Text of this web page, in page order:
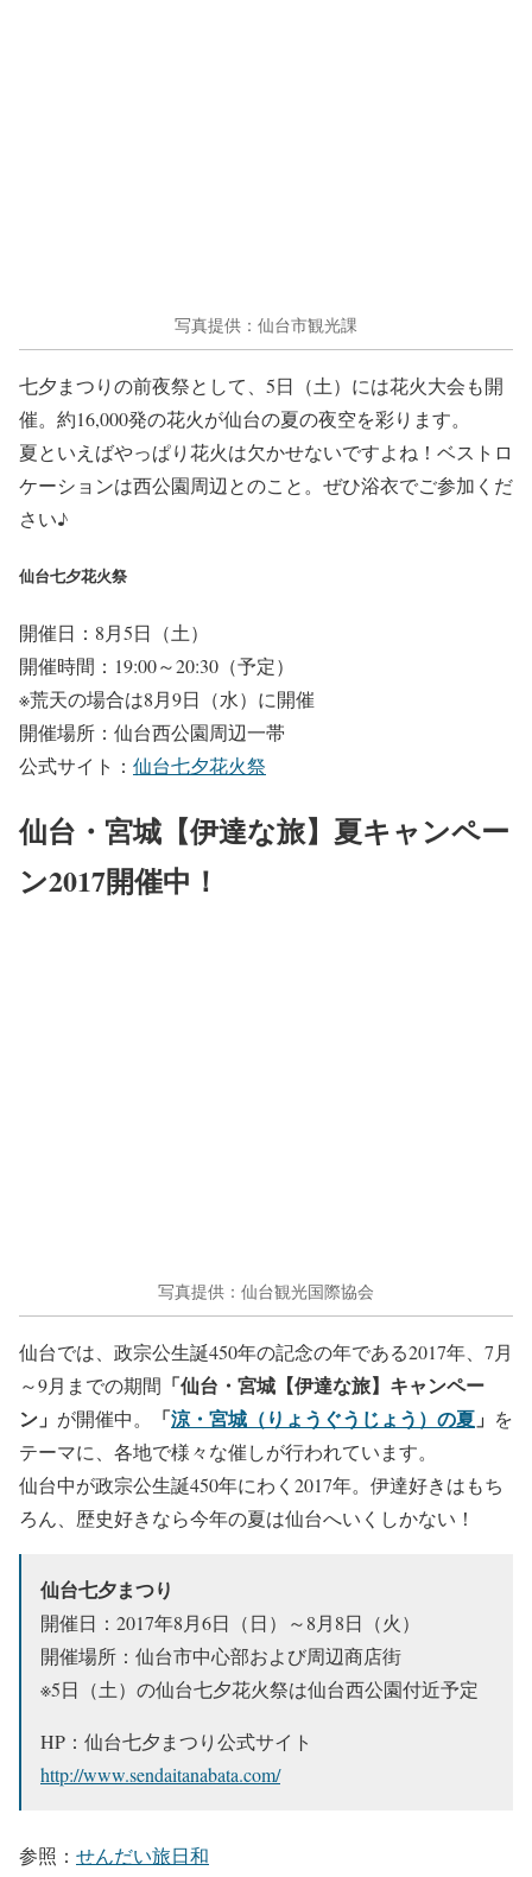
写真提供：仙台市観光課
七夕まつりの前夜祭として、5日（土）には花火大会も開
催。約16,000発の花火が仙台の夏の夜空を彩ります。
夏といえばやっぱり花火は欠かせないですよね！ベストロ
ケーションは西公園周辺とのこと。ぜひ浴衣でご参加くだ
さい♪
仙台七夕花火祭
開催日：8月5日（土）
開催時間：19:00～20:30（予定）
※荒天の場合は8月9日（水）に開催
開催場所：仙台西公園周辺一帯
公式サイト： 仙台七夕花火祭
仙台・宮城【伊達な旅】夏キャンペー
ン2017開催中！
写真提供：仙台観光国際協会
仙台では、政宗公生誕450年の記念の年である2017年、7月
～9月までの期間 「仙台・宮城【伊達な旅】キャンペー
ン」 が開催中。 「涼・宮城（りょうぐうじょう）の夏 」 を
テーマに、各地で様々な催しが行われています。
仙台中が政宗公生誕450年にわく2017年。伊達好きはもち
ろん、歴史好きなら今年の夏は仙台へいくしかない！
仙台七夕まつり
開催日：2017年8月6日（日）～8月8日（火）
開催場所：仙台市中心部および周辺商店街
※5日（土）の仙台七夕花火祭は仙台西公園付近予定
HP：仙台七夕まつり公式サイト
http://www.sendaitanabata.com/
参照： せんだい旅日和